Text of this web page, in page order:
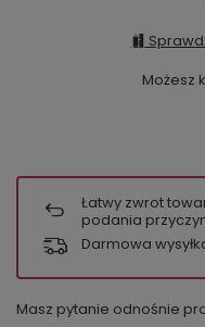
Możesz
Łatwy zwrot
podania
Darmowa
Masz pytanie odnośnie